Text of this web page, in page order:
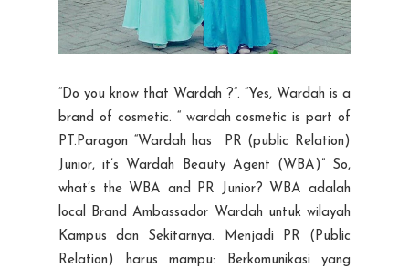
“Do you know that Wardah ?”. “Yes, Wardah is a
brand of cosmetic. “ wardah cosmetic is part of
PT.Paragon “Wardah has PR (public Relation)
Junior, it’s Wardah Beauty Agent (WBA)” So,
what’s the WBA and PR Junior? WBA adalah
local Brand Ambassador Wardah untuk wilayah
Kampus dan Sekitarnya. Menjadi PR (Public
Relation) harus mampu: Berkomunikasi yang